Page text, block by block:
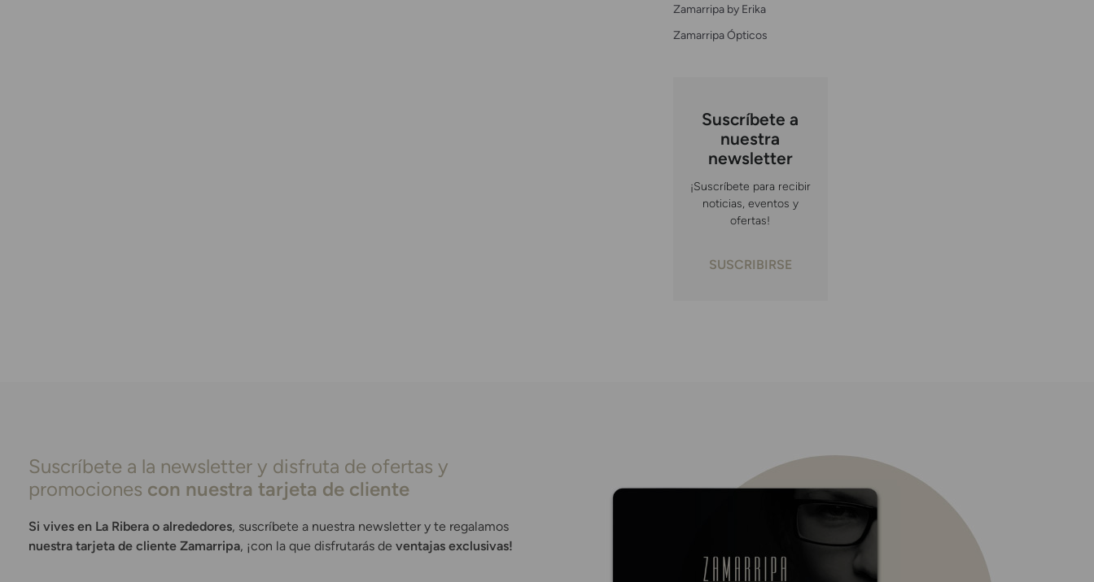
Zamarripa by Erika
Zamarripa Ópticos
Suscríbete a
nuestra
newsletter
¡Suscríbete para recibir
noticias, eventos y
ofertas!
SUSCRIBIRSE
Suscríbete a la newsletter y disfruta de ofertas y
promociones con nuestra tarjeta de cliente
Si vives en La Ribera o alrededores, suscríbete a nuestra newsletter y te regalamos
nuestra tarjeta de cliente Zamarripa, ¡con la que disfrutarás de ventajas exclusivas!